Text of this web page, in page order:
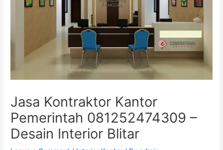
Jasa Kontraktor Kantor
Pemerintah 081252474309 –
Desain Interior Blitar